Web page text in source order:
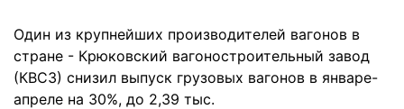
Один из крупнейших производителей вагонов в
стране - Крюковский вагоностроительный завод
(КВСЗ) снизил выпуск грузовых вагонов в январе-
апреле на 30%, до 2,39 тыс.